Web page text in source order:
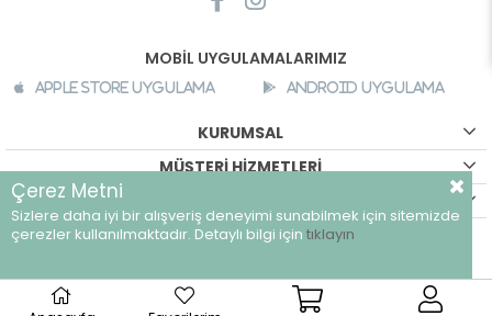
MOBİL UYGULAMALARIMIZ
Apple Store Uygulama Android Uygulama
KURUMSAL
MÜŞTERİ HİZMETLERİ
©breeze.com.tr - Tüm hakları saklıdır.
Çerez Metni
Sizlere daha iyi bir alışveriş deneyimi sunabilmek için sitemizde
çerezler kullanılmaktadır. Detaylı bilgi için tıklayın